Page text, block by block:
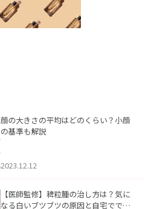
顔の大きさの平均はどのくらい？小顔
の基準も解説
2023.12.12
【医師監修】稗粒腫の治し方は？気に
なる白いブツブツの原因と自宅ででき